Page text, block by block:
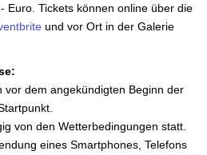
Euro. Tickets können online über die
und vor Ort in der Galerie
vor dem angekündigten Beginn der
von den Wetterbedingungen statt.
eines Smartphones, Telefons